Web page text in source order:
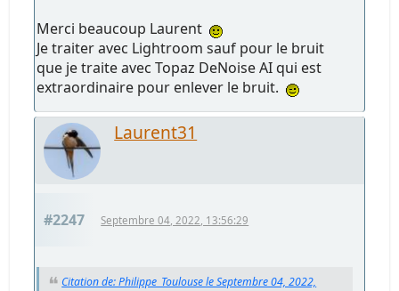
Merci beaucoup Laurent
Je traiter avec Lightroom sauf pour le bruit
que je traite avec Topaz DeNoise AI qui est
extraordinaire pour enlever le bruit.
Laurent31
#2247 Septembre 04, 2022, 13:56:29
Citation de: Philippe_Toulouse le Septembre 04, 2022,